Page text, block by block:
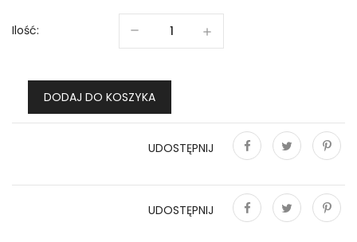
Ilość:
DODAJ DO KOSZYKA
UDOSTĘPNIJ
UdostępnijTweetuj Pinterest
UDOSTĘPNIJ
UdostępnijTweetuj Pinterest